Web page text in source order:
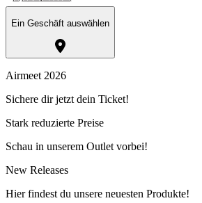
Ein Geschäft auswählen
Airmeet 2026
Sichere dir jetzt dein Ticket!
Stark reduzierte Preise
Schau in unserem Outlet vorbei!
New Releases
Hier findest du unsere neuesten Produkte!